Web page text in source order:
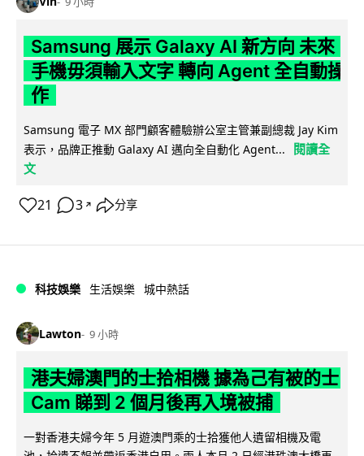
Samsung 展示 Galaxy AI 新方向 未來
手機毋須輸入文字 轉向 Agent 全自動操
作
Samsung 電子 MX 部門顧客體驗辦公室主管兼副總裁 Jay Kim
表示，品牌正推動 Galaxy AI 邁向全自動化 Agent...
閱讀全
文
21 3 ↗ 分享
科技娛樂 生活娛樂 城中熱話
Lawton 9 小時
港夫婦澳門的士拾相機 據為己有被的士
Cam 睇到 2 個月後再入境被捕
一對香港夫婦今年 5 月遊澳門乘的士拾獲他人遺留相機及電